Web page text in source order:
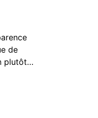
de
plutôt…